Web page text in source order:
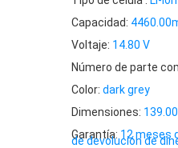
Capacidad:
Voltaje: 14.80 V
Número de parte
Color: dark grey
Dimensiones:
Garantía: 12 meses
de devolución de